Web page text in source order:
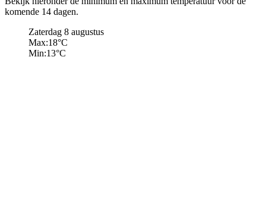
komende 14 dagen.
Zaterdag 8 augustus
Max:18°C
Min:13°C